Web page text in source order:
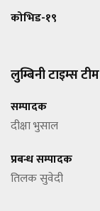
कोभिड-१९
लुम्बिनी टाइम्स टीम
सम्पादक
दीक्षा भुसाल
प्रबन्ध सम्पादक
तिलक सुवेदी